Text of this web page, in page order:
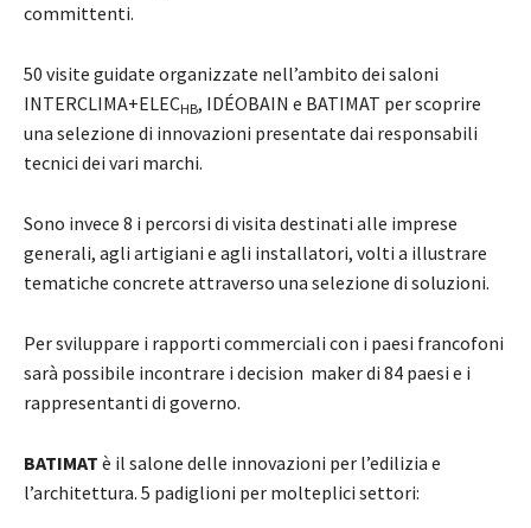
committenti.
50 visite guidate organizzate nell’ambito dei saloni
INTERCLIMA+ELECHB, IDÉOBAIN e BATIMAT per scoprire
una selezione di innovazioni presentate dai responsabili
tecnici dei vari marchi.
Sono invece 8 i percorsi di visita destinati alle imprese
generali, agli artigiani e agli installatori, volti a illustrare
tematiche concrete attraverso una selezione di soluzioni.
Per sviluppare i rapporti commerciali con i paesi francofoni
sarà possibile incontrare i decision maker di 84 paesi e i
rappresentanti di governo.
BATIMAT è il salone delle innovazioni per l’edilizia e
l’architettura. 5 padiglioni per molteplici settori: